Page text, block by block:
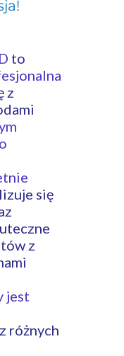
to
z
się
z
jest
różnych